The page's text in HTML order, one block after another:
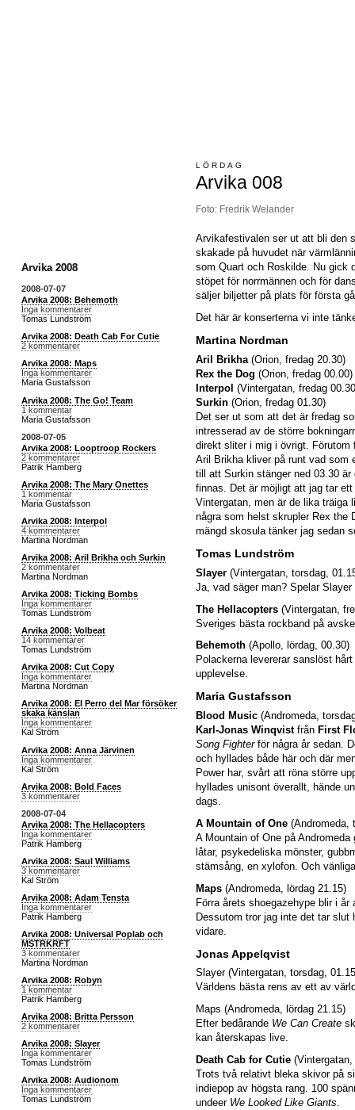
Arvika 2008
2008-07-07
Arvika 2008: Behemoth
Inga kommentarer
Tomas Lundström
Arvika 2008: Death Cab For Cutie
2 kommentarer
Arvika 2008: Maps
Inga kommentarer
Maria Gustafsson
Arvika 2008: The Go! Team
1 kommentar
Maria Gustafsson
2008-07-05
Arvika 2008: Looptroop Rockers
2 kommentarer
Patrik Hamberg
Arvika 2008: The Mary Onettes
1 kommentar
Maria Gustafsson
Arvika 2008: Interpol
4 kommentarer
Martina Nordman
Arvika 2008: Aril Brikha och Surkin
2 kommentarer
Martina Nordman
Arvika 2008: Ticking Bombs
Inga kommentarer
Tomas Lundström
Arvika 2008: Volbeat
14 kommentarer
Tomas Lundström
Arvika 2008: Cut Copy
Inga kommentarer
Martina Nordman
Arvika 2008: El Perro del Mar försöker
skaka känslan
Inga kommentarer
Kal Ström
Arvika 2008: Anna Järvinen
Inga kommentarer
Kal Ström
Arvika 2008: Bold Faces
3 kommentarer
2008-07-04
Arvika 2008: The Hellacopters
Inga kommentarer
Patrik Hamberg
Arvika 2008: Saul Williams
3 kommentarer
Kal Ström
Arvika 2008: Adam Tensta
Inga kommentarer
Patrik Hamberg
Arvika 2008: Universal Poplab och
MSTRKRFT
3 kommentarer
Martina Nordman
Arvika 2008: Robyn
1 kommentar
Patrik Hamberg
Arvika 2008: Britta Persson
2 kommentarer
Arvika 2008: Slayer
Inga kommentarer
Tomas Lundström
Arvika 2008: Audionom
Inga kommentarer
Tomas Lundström
LÖRDAG
Arvika 008
Foto: Fredrik Welander
Arvikafestivalen ser ut att bli den
skakade på huvudet när
som Quart och Roskilde. Nu gick
stöpet för norrmännen och för
säljer biljetter på plats för första
Det här är konserterna vi inte
Martina Nordman
Aril Brikha (Orion, fredag 20.30)
Rex the Dog (Orion, fredag 00.00)
Interpol (Vintergatan, fredag
Surkin (Orion, fredag 01.30)
Det ser ut som att det är fredag
intresserad av de större
direkt sliter i mig i övrigt. Förutom
Aril Brikha kliver på runt vad som
till att Surkin stänger ned 03.30
finnas. Det är möjligt att jag tar
Vintergatan, men är de lika träiga
några som helst skrupler Rex the
mängd skosula tänker jag sedan
Tomas Lundström
Slayer (Vintergatan, torsdag,
Ja, vad säger man? Spelar
The Hellacopters (Vintergatan,
Sveriges bästa rockband på
Behemoth (Apollo, lördag, 00.30)
Polackerna levererar sanslöst
upplevelse.
Maria Gustafsson
Blood Music (Andromeda,
Karl-Jonas Winqvistfrån First
Song Fighterför några år sedan.
och hyllades både här och där
Power har, svårt att röna större
hyllades unisont överallt, hände
dags.
A Mountain of One (Andromeda,
A Mountain of One på
låtar, psykedeliska mönster,
stämsång, en xylofon. Och
Maps (Andromeda, lördag 21.15)
Förra årets shoegazehype blir i
Dessutom tror jag inte det tar slut
vidare.
Jonas Appelqvist
Slayer (Vintergatan, torsdag,
Världens bästa rens av ett av
Maps (Andromeda, lördag 21.15)
Efter bedårande We Can Create
kan återskapas live.
Death Cab for Cutie
Trots två relativt bleka skivor på
indiepop av högsta rang. 100
undeer We Looked Like Giants.